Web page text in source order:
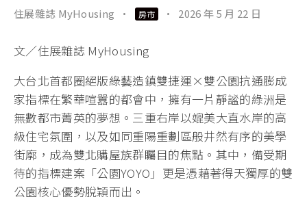
住展雜誌 MyHousing · 房市 · 2026 年 5 月 22 日
文／住展雜誌 MyHousing
大台北首都圈絕版綠藝造鎮雙捷運×雙公園抗通膨成
家指標在繁華喧囂的都會中，擁有一片靜謐的綠洲是
無數都市菁英的夢想。三重右岸以媲美大直水岸的高
級住宅氛圍，以及如同重陽重劃區般井然有序的美學
街廓，成為雙北購屋族群矚目的焦點。其中，備受期
待的指標建案「公園YOYO」更是憑藉著得天獨厚的雙
公園核心優勢脫穎而出。